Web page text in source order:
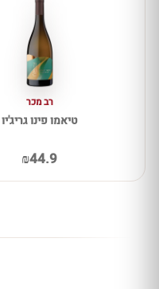
רב מכר
טיאמו פינו גריג'יו
₪44.9